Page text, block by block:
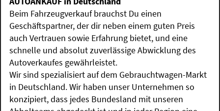
Beim Fahrzeugverkauf brauchst Du einen
Geschäftspartner, der dir neben einem guten Preis
auch Vertrauen sowie Erfahrung bietet, und eine
schnelle und absolut zuverlässige Abwicklung des
Autoverkaufes gewährleistet.
Wir sind spezialisiert auf dem Gebrauchtwagen-Markt
in Deutschland. Wir haben unser Unternehmen so
konzipiert, dass jedes Bundesland mit unseren